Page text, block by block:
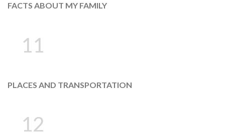
FACTS ABOUT MY FAMILY
11
PLACES AND TRANSPORTATION
12